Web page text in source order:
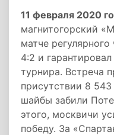
11 февраля 2020
магнитогорский
матче
4:2 и
турнира. Встреча
присутствии 8 543
шайбы забили
этого, москвичи
победу. За